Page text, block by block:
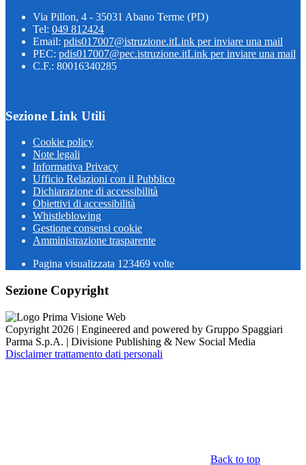
Via Pillon, 4 - 35031 Abano Terme (PD)
Tel: 049 812424
Email: pdis017007@istruzione.itLink per inviare una mail
PEC: pdis017007@pec.istruzione.itLink per inviare una mail
C.F.: 80016340285
Sezione Link Utili
Cookie policy
Note legali
Informativa Privacy
Ufficio Relazioni con il Pubblico
Dichiarazione di accessibilità
Obiettivi di accessibilità
Whistleblowing
Gestione consensi cookie
Amministrazione trasparente
Pagina visualizzata 123469 volte
Sezione Copyright
Copyright 2026 | Engineered and powered by Gruppo Spaggiari
Parma S.p.A. | Divisione Publishing & New Social Media
Disclaimer trattamento dati personali
Back to top